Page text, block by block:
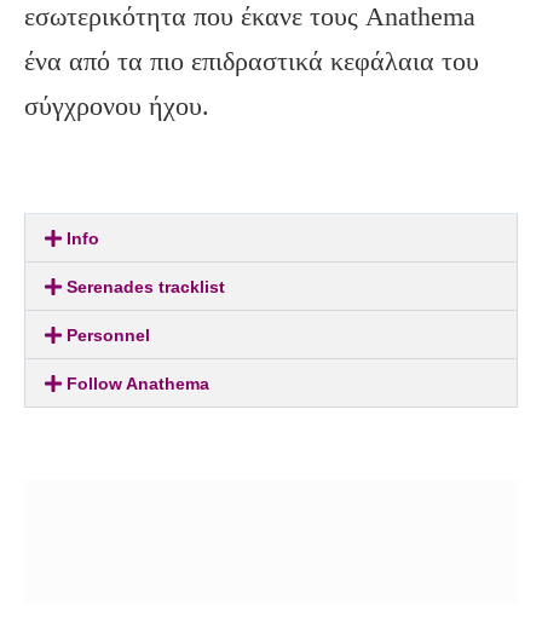
εσωτερικότητα που έκανε τους Anathema
ένα από τα πιο επιδραστικά κεφάλαια του
σύγχρονου ήχου.
Info
Serenades tracklist
Personnel
Follow Anathema